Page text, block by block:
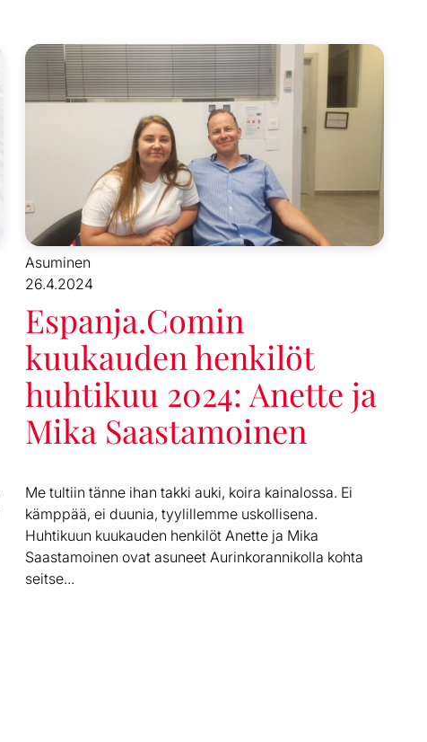
Asuminen
26.4.2024
Espanja.Comin
kuukauden henkilöt
huhtikuu 2024: Anette ja
Mika Saastamoinen
Me tultiin tänne ihan takki auki, koira kainalossa. Ei
kämppää, ei duunia, tyylillemme uskollisena.
Huhtikuun kuukauden henkilöt Anette ja Mika
Saastamoinen ovat asuneet Aurinkorannikolla kohta
seitse...